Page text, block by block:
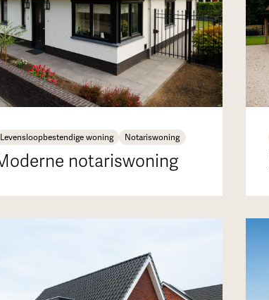
Levensloopbestendige woning Notariswoning
notariswoning